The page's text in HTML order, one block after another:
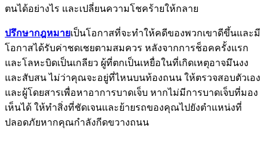
ตนได้อย่างไร และเปลี่ยนความโชคร้ายให้กลาย
ปรึกษากฎหมายเป็นโอกาสที่จะทำให้คดีของพวกเขาดีขึ้นและมี
โอกาสได้รับค่าชดเชยตามสมควร หลังจากการช็อคครั้งแรก
และโลหะบิดเป็นเกลียว ผู้ที่ตกเป็นเหยื่อในที่เกิดเหตุอาจมึนงง
และสับสน ไม่ว่าคุณจะอยู่ที่ไหนบนท้องถนน ให้ตรวจสอบตัวเอง
และผู้โดยสารเพื่อหาอาการบาดเจ็บ หากไม่มีการบาดเจ็บที่มอง
เห็นได้ ให้ทำสิ่งที่ชัดเจนและย้ายรถของคุณไปยังตำแหน่งที่
ปลอดภัยหากคุณกำลังกีดขวางถนน